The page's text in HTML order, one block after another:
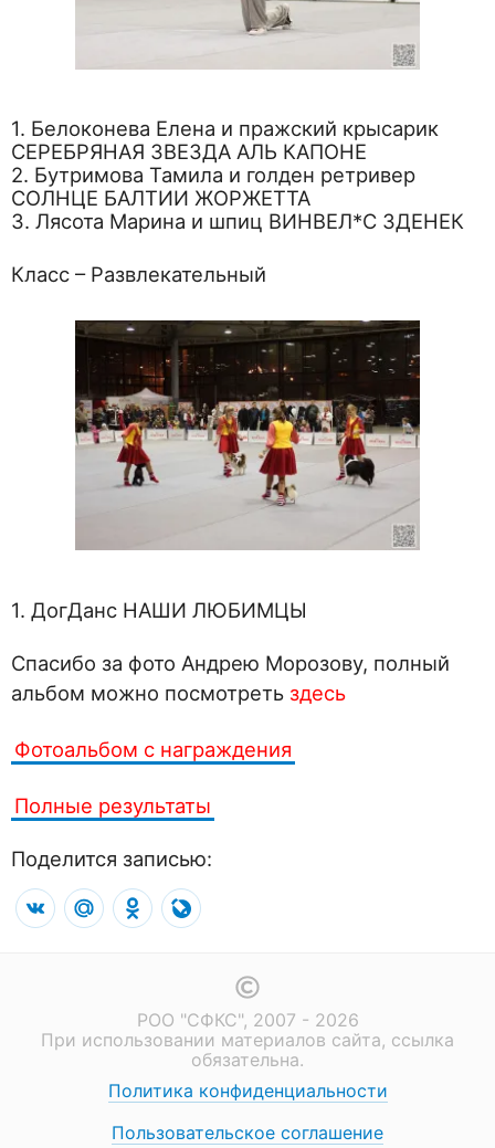
1. Белоконева Елена и пражский крысарик
СЕРЕБРЯНАЯ ЗВЕЗДА АЛЬ КАПОНЕ
2. Бутримова Тамила и голден ретривер
СОЛНЦЕ БАЛТИИ ЖОРЖЕТТА
3. Лясота Марина и шпиц ВИНВЕЛ*С ЗДЕНЕК
Класс – Развлекательный
1. ДогДанс НАШИ ЛЮБИМЦЫ
Спасибо за фото Андрею Морозову, полный
альбом можно посмотреть здесь
Фотоальбом с награждения
Полные результаты
Поделится записью:
VK Mail.RuOdnoklassniki
РОО "СФКС", 2007 - 2026
При использовании материалов сайта, ссылка
обязательна.
Политика конфиденциальности
Пользовательское соглашение